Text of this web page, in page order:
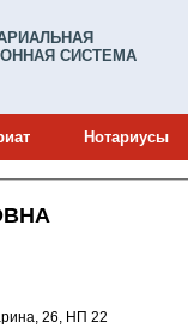
СИСТЕМА
Нотариусы
26, НП 22